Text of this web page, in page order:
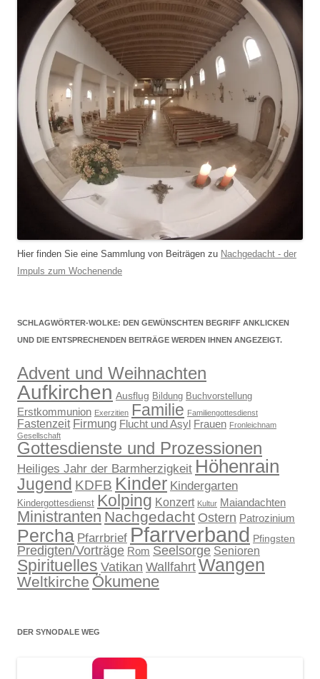
Hier finden Sie eine Sammlung von Beiträgen zu Nachgedacht - der
Impuls zum Wochenende
SCHLAGWÖRTER-WOLKE: DEN GEWÜNSCHTEN BEGRIFF ANKLICKEN
UND DIE ENTSPRECHENDEN BEITRÄGE WERDEN IHNEN ANGEZEIGT.
Advent und Weihnachten
Aufkirchen Ausflug Bildung Buchvorstellung
Erstkommunion Exerzitien Familie Familiengottesdienst
Fastenzeit Firmung Flucht und Asyl Frauen Fronleichnam
Gesellschaft
Gottesdienste und Prozessionen
Heiliges Jahr der Barmherzigkeit Höhenrain
Jugend KDFB Kinder Kindergarten
Kindergottesdienst Kolping Konzert Kultur Maiandachten
Ministranten Nachgedacht Ostern Patrozinium
Percha Pfarrbrief Pfarrverband Pfingsten
Predigten/Vorträge Rom Seelsorge Senioren
Spirituelles Vatikan WallfahrtWangen
Weltkirche Ökumene
DER SYNODALE WEG